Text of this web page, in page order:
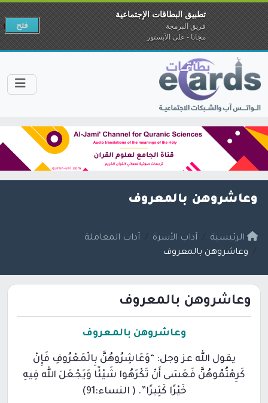
وعاشروهن بالمعروف
الرئيسية آداب الأسرة
آداب المعاملة
وعاشروهن بالمعروف
وعاشروهن بالمعروف
وعاشروهن بالمعروف
يقول الله عز وجل: “وَعَاشِرُوهُنَّ بِالْمَعْرُوفِ فَإِنْ
كَرِهْتُمُوهُنَّ فَعَسَى أَنْ تَكْرَهُوا شَيْئًا وَيَجْعَلَ الله فِيهِ
خَيْرًا كَثِيرًا”. ( النساء:91)
تطبيق البطاقات الإجتماعية
فريق البرمجة
مجانا - على الآبستور
فتح